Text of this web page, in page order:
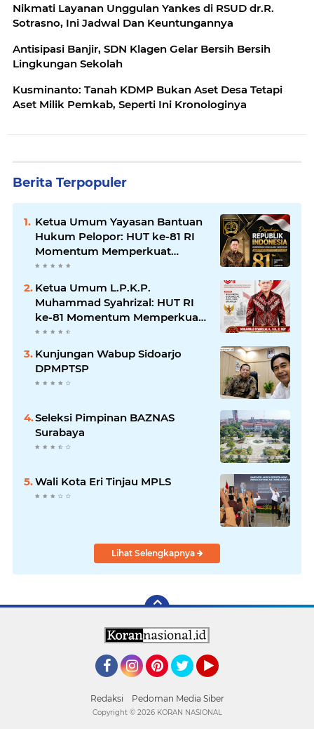
Nikmati Layanan Unggulan Yankes di RSUD dr.R.
Sotrasno, Ini Jadwal Dan Keuntungannya
Antisipasi Banjir, SDN Klagen Gelar Bersih Bersih
Lingkungan Sekolah
Kusminanto: Tanah KDMP Bukan Aset Desa Tetapi
Aset Milik Pemkab, Seperti Ini Kronologinya
Berita Terpopuler
Ketua Umum Yayasan Bantuan
Hukum Pelopor: HUT ke-81 RI
Momentum Memperkuat
Keadilan, Persatuan, dan
Ketua Umum L.P.K.P.
Muhammad Syahrizal: HUT RI
ke-81 Momentum Memperkuat
Persatuan dan Keadilan bagi
Kunjungan Wabup Sidoarjo
DPMPTSP
Seleksi Pimpinan BAZNAS
Surabaya
Wali Kota Eri Tinjau MPLS
Lihat Selengkapnya
Redaksi Pedoman Media Siber
Copyright © 2026 KORAN NASIONAL